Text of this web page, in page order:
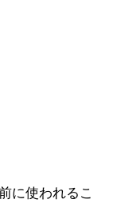
に使われるこ